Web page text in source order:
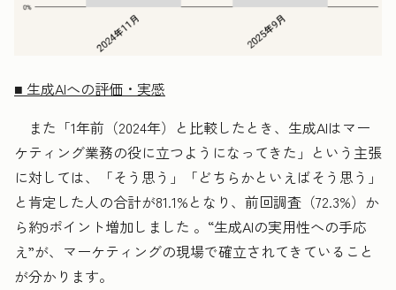
■ 生成AIへの評価・実感
また「1年前（2024年）と比較したとき、生成AIはマー
ケティング業務の役に立つようになってきた」という主張
に対しては、「そう思う」「どちらかといえばそう思う」
と肯定した人の合計が81.1%となり、前回調査（72.3%）か
ら約9ポイント増加しました 。“生成AIの実用性への手応
え”が、マーケティングの現場で確立されてきていること
が分かります。